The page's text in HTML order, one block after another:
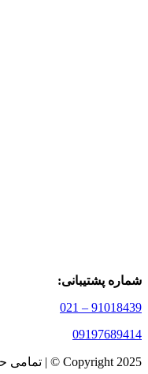
شماره پشتیبانی:
91018439 – 021
09197689414
Copyright 2025 © | تمامی حقوق برای ری‌ری‌استایل محفوظ است.